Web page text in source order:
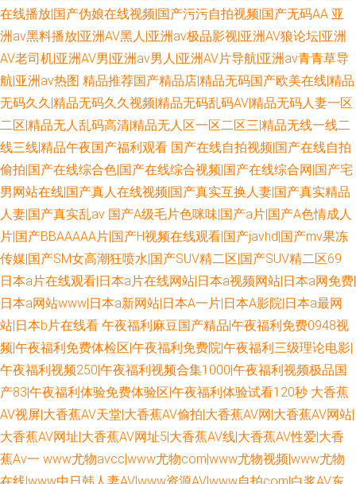
在线播放|国产伪娘在线视频|国产污污自拍视频|国产无码AA 亚
洲av黑料播放|亚洲AV黑人|亚洲av极品影视|亚洲AV狼论坛|亚洲
AV老司机|亚洲AV男|亚洲av男人|亚洲AV片导航|亚洲av青青草导
航|亚洲av热图 精品推荐国产精品店|精品无码国产欧美在线|精品
无码久久|精品无码久久视频|精品无码乱码AV|精品无码人妻一区
二区|精品无人乱码高清|精品无人区一区二区三|精品无线一线二
线三线|精品午夜国产福利观看 国产在线自拍视频|国产在线自拍
偷拍|国产在线综合色|国产在线综合视频|国产在线综合网|国产宅
男网站在线|国产真人在线视频|国产真实互换人妻|国产真实精品
人妻|国产真实乱av 国产A级毛片色咪味|国产a片|国产A色情成人
片|国产BBAAAAA片|国产H视频在线观看|国产javhd|国产mv果冻
传媒|国产SM女高潮狂喷水|国产SUV精二区|国产SUV精二区69
日本a片在线观看|日本a片在线网站|日本a视频网站|日本a网免费|
日本a网站www|日本a新网站|日本A一片|日本A影院|日本a最网
站|日本b片在线看 午夜福利麻豆国产精品|午夜福利免费0948视
频|午夜福利免费体检区|午夜福利免费院|午夜福利三级理论电影|
午夜福利视频250|午夜福利视频合集1000|午夜福利视频极品国
产83|午夜福利体验免费体验区|午夜福利体验试看120秒 大香蕉
AV视屏|大香蕉AV天堂|大香蕉AV偷拍|大香蕉AV网|大香蕉AV网站|
大香蕉AV网址|大香蕉AV网址5|大香蕉AV线|大香蕉AV性爱|大香
蕉Av一 www尤物avcc|www尤物com|www尤物视频|www尤物